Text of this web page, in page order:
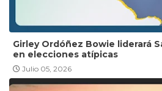
Girley Ordóñez Bowie liderará
en elecciones atípicas
Julio 05, 2026